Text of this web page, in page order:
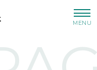
MENU